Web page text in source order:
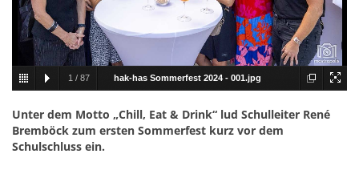
1 / 87 hak-has Sommerfest 2024 - 001.jpg
Unter dem Motto „Chill, Eat & Drink“ lud Schulleiter René
Bremböck zum ersten Sommerfest kurz vor dem
Schulschluss ein.